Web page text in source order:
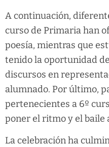
A continuación,
curso de Primaria han
poesía, mientras que
tenido la oportunidad
discursos en
alumnado. Por último,
pertenecientes a 6º
poner el ritmo y el baile
La celebración ha